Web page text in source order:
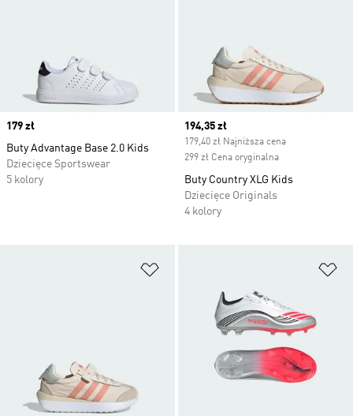
Price
179 zł
Buty Advantage Base 2.0 Kids
Dziecięce Sportswear
5 kolory
Current price
194,35 zł
179,40 zł Najniższa cena
299 zł Cena oryginalna
Buty Country XLG Kids
Dziecięce Originals
4 kolory